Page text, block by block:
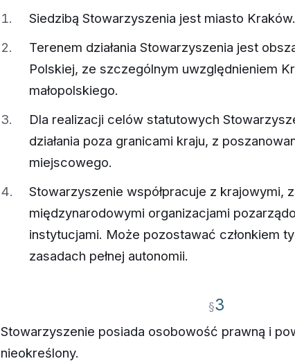
Siedzibą Stowarzyszenia jest miasto Kraków.
Terenem działania Stowarzyszenia jest
Polskiej, ze szczególnym uwzględnieniem
małopolskiego.
Dla realizacji celów statutowych
działania poza granicami kraju, z
miejscowego.
Stowarzyszenie współpracuje z krajowymi,
międzynarodowymi organizacjami
instytucjami. Może pozostawać członkiem
zasadach pełnej autonomii.
§3
Stowarzyszenie posiada osobowość prawną i
nieokreślony.